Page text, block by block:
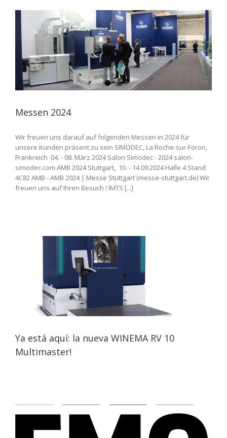
Messen 2024
Wir freuen uns darauf auf folgenden Messen in 2024 für
unsere Kunden präsent zu sein SIMODEC, La Roche-sur-Foron,
Frankreich 04. - 08. März 2024 Salon Simodec - 2024 salon-
simodec.com AMB 2024 Stuttgart, 10. - 14.09.2024 Halle 4 Stand
4C82 AMB - AMB 2024 | Messe Stuttgart (messe-stuttgart.de) Wir
freuen uns auf Ihren Besuch ! IMTS [...]
Ya está aquí: la nueva WINEMA RV 10
Multimaster!